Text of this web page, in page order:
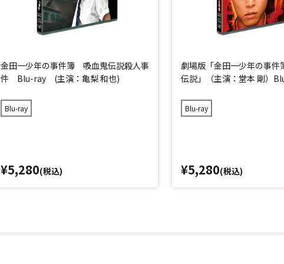
金田一少年の事件簿 吸血鬼伝説殺人事
件 Blu-ray (主演：亀梨 和也)
Blu-ray
¥5,280(税込)
劇場版「金田一少年の事件
伝説」（主演：堂本 剛）
Blu-ray
¥5,280(税込)